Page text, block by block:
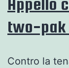
Appello
two-pak
Contro la